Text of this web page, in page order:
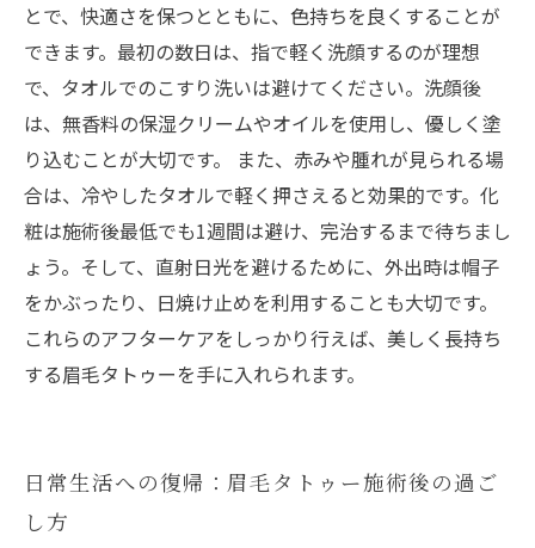
とで、快適さを保つとともに、色持ちを良くすることが
できます。最初の数日は、指で軽く洗顔するのが理想
で、タオルでのこすり洗いは避けてください。洗顔後
は、無香料の保湿クリームやオイルを使用し、優しく塗
り込むことが大切です。 また、赤みや腫れが見られる場
合は、冷やしたタオルで軽く押さえると効果的です。化
粧は施術後最低でも1週間は避け、完治するまで待ちまし
ょう。そして、直射日光を避けるために、外出時は帽子
をかぶったり、日焼け止めを利用することも大切です。
これらのアフターケアをしっかり行えば、美しく長持ち
する眉毛タトゥーを手に入れられます。
日常生活への復帰：眉毛タトゥー施術後の過ご
し方